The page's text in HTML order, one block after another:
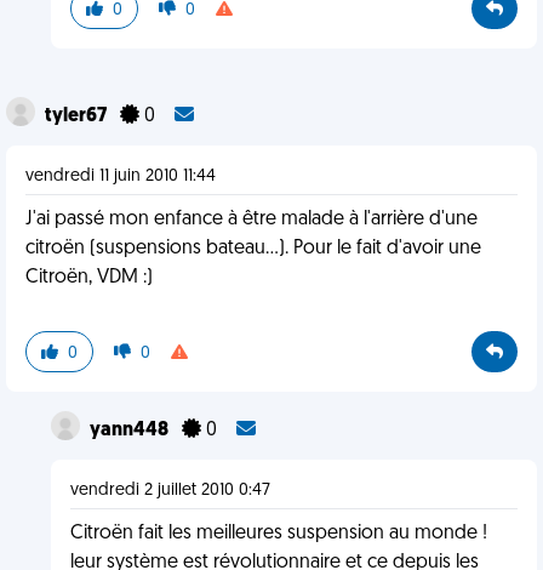
0 0
tyler67 0
vendredi 11 juin 2010 11:44
J'ai passé mon enfance à être malade à l'arrière d'une
citroën (suspensions bateau...). Pour le fait d'avoir une
Citroën, VDM :)
0 0
yann448 0
vendredi 2 juillet 2010 0:47
Citroën fait les meilleures suspension au monde !
leur système est révolutionnaire et ce depuis les